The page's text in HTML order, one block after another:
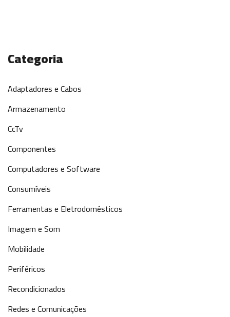
Categoria
Adaptadores e Cabos
Armazenamento
CcTv
Componentes
Computadores e Software
Consumíveis
Ferramentas e Eletrodomésticos
Imagem e Som
Mobilidade
Periféricos
Recondicionados
Redes e Comunicações